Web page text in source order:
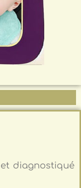
et diagnostiqué